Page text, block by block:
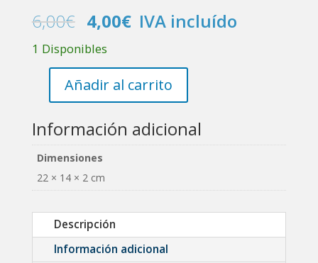
6,00€ El
precio
original
era:
6,00€.
4,00€ El
es:
4,00€.
IVA incluído
1 Disponibles
Laberinto
Sentimental
cantidad
Añadir al carrito
Información adicional
Dimensiones
22 × 14 × 2 cm
Descripción
Información adicional